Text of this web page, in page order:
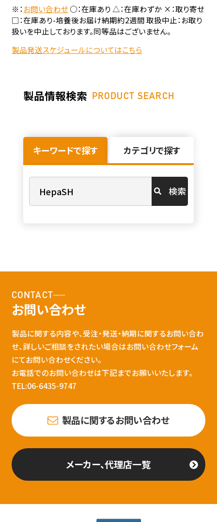
※：お問い合わせ○：在庫あり △：在庫わずか ×：取り寄せ
□：在庫あり-培養後お届け納期約2週間 取扱中止：お取り
扱いを中止しております。同等品はございません。
製品発送スケジュールについてはこちら
製品情報検索 PRODUCT SEARCH
キーワードで探す カテゴリで探す
検索
CONTACT
お問い合わせ
製品に関する内容や、受注・発送・納期に関するお問い合わ
せ、詳しいご相談をされたい場合はお問い合わせフォーム
にてお問い合わせください。
お電話でのお問い合わせは下記までお願いいたします。
TEL:06-6435-9747
製品に関するお問い合わせ
メーカー、代理店一覧